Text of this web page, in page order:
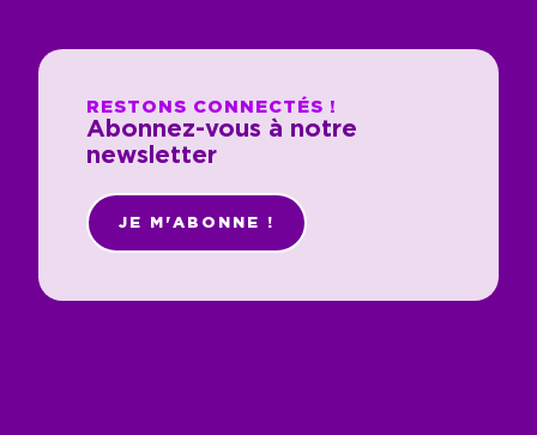
RESTONS CONNECTÉS !
Abonnez-vous à notre
newsletter
JE M'ABONNE !